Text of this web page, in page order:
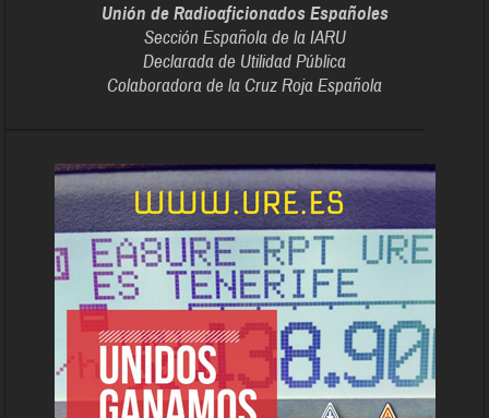
Unión de Radioaficionados Españoles
Sección Española de la IARU
Declarada de Utilidad Pública
Colaboradora de la Cruz Roja Española